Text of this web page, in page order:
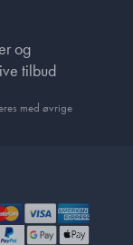
og
tilbud
med øvrige